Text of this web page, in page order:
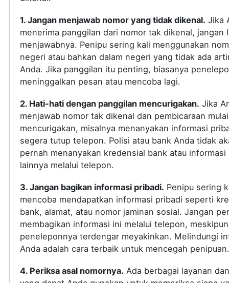
1. Jangan menjawab nomor yang tidak dikenal. Jika
menerima panggilan dari nomor tak dikenal, jangan
menjawabnya. Penipu sering kali menggunakan
negeri atau bahkan dalam negeri yang tidak ada
Anda. Jika panggilan itu penting, biasanya
meninggalkan pesan atau mencoba lagi.
2. Hati-hati dengan panggilan mencurigakan. Jika
menjawab nomor tak dikenal dan pembicaraan mulai
mencurigakan, misalnya menanyakan informasi
segera tutup telepon. Polisi atau bank Anda tidak
pernah menanyakan kredensial bank atau
lainnya melalui telepon.
3. Jangan bagikan informasi pribadi. Penipu sering
mencoba mendapatkan informasi pribadi seperti
bank, alamat, atau nomor jaminan sosial. Jangan
membagikan informasi ini melalui telepon, meskipun
peneleponnya terdengar meyakinkan. Melindungi
Anda adalah cara terbaik untuk mencegah penipuan.
4. Periksa asal nomornya. Ada berbagai layanan